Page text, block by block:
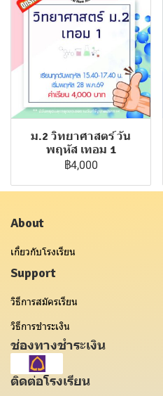
ม.2 วิทยาศาสตร์ วัน
พฤหัส เทอม 1
฿4,000
About
เกี่ยวกับโรงเรียน
Support
วิธีการสมัครเรียน
วิธีการชำระเงิน
ช่องทางชำระเงิน
ติดต่อโรงเรียน